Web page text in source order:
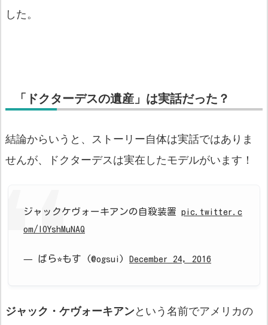
した。
「ドクターデスの遺産」は実話だった？
結論からいうと、ストーリー自体は実話ではありま
せんが、ドクターデスは実在したモデルがいます！
ジャックケヴォーキアンの自殺装置 pic.twitter.c
om/IOYshMuNAQ
— ばら⭐︎もす (@ogsui) December 24, 2016
ジャック・ケヴォーキアンという名前でアメリカの